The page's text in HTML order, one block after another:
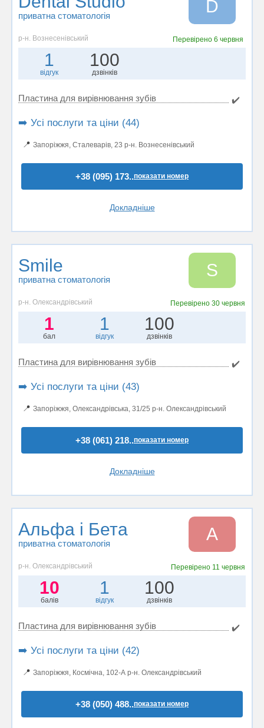
приватна стоматологія D
р-н. Вознесенівський Перевірено 6 червня
1
відгук
100
дзвінків
Пластина для вирівнювання зубів ✔️
➡️ Усі послуги та ціни (44)
📍 Запоріжжя, Сталеварів, 23 р-н. Вознесенівський
+38 (095) 173..показати номер
Докладніше
Smile
приватна стоматологія S
р-н. Олександрівський Перевірено30 червня
1
бал
1
відгук
100
дзвінків
Пластина для вирівнювання зубів ✔️
➡️ Усі послуги та ціни (43)
📍 Запоріжжя, Олександрівська, 31/25 р-н. Олександрівський
+38 (061) 218..показати номер
Докладніше
Альфа і Бета
приватна стоматологія А
р-н. Олександрівський Перевірено 11 червня
10
балів
1
відгук
100
дзвінків
Пластина для вирівнювання зубів ✔️
➡️ Усі послуги та ціни (42)
📍 Запоріжжя, Космічна, 102-А р-н. Олександрівський
+38 (050) 488..показати номер